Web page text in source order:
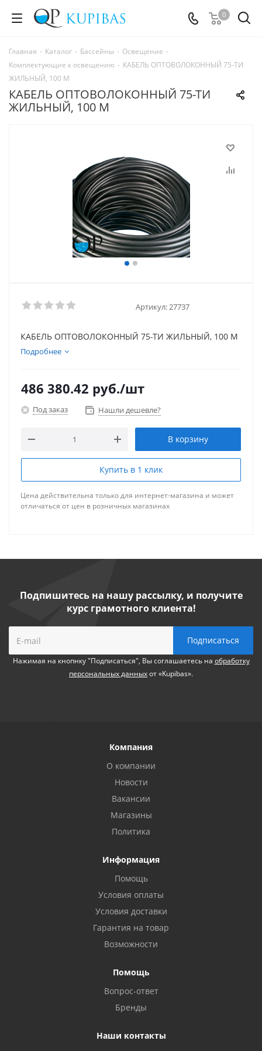
0
Главная - Каталог - Бассейны - Освещение -
Комплектующие к освещению - КАБЕЛЬ ОПТОВОЛОКОННЫЙ 75-ТИ
ЖИЛЬНЫЙ, 100 М
КАБЕЛЬ ОПТОВОЛОКОННЫЙ 75-ТИ
ЖИЛЬНЫЙ, 100 М
Артикул: 27737
КАБЕЛЬ ОПТОВОЛОКОННЫЙ 75-ТИ ЖИЛЬНЫЙ, 100 М
Подробнее
486 380.42 руб./шт
Под заказ Нашли дешевле?
В корзину
Купить в 1 клик
Цена действительна только для интернет-магазина и может
отличаться от цен в розничных магазинах
Подпишитесь на нашу рассылку, и получите
курс грамотного клиента!
Нажимая на кнопнку "Подписаться", Вы соглашаетесь на обработку
персональных данныхот «Kupibas».
Компания
О компании
Новости
Вакансии
Магазины
Политика
Информация
Помощь
Условия оплаты
Условия доставки
Гарантия на товар
Возможности
Помощь
Вопрос-ответ
Бренды
Наши контакты